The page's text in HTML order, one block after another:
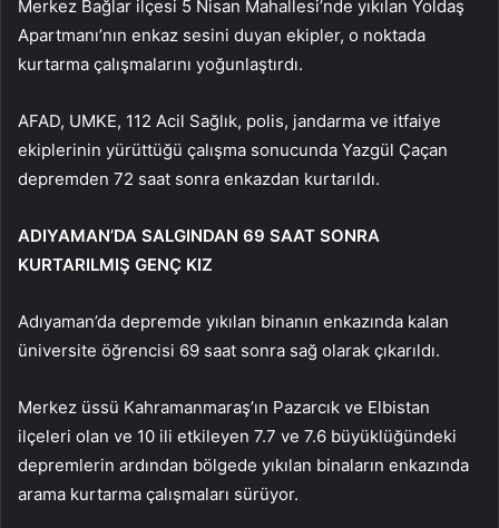
Merkez Bağlar ilçesi 5 Nisan Mahallesi’nde yıkılan Yoldaş
Apartmanı’nın enkaz sesini duyan ekipler, o noktada
kurtarma çalışmalarını yoğunlaştırdı.
AFAD, UMKE, 112 Acil Sağlık, polis, jandarma ve itfaiye
ekiplerinin yürüttüğü çalışma sonucunda Yazgül Çaçan
depremden 72 saat sonra enkazdan kurtarıldı.
ADIYAMAN’DA SALGINDAN 69 SAAT SONRA
KURTARILMIŞ GENÇ KIZ
Adıyaman’da depremde yıkılan binanın enkazında kalan
üniversite öğrencisi 69 saat sonra sağ olarak çıkarıldı.
Merkez üssü Kahramanmaraş’ın Pazarcık ve Elbistan
ilçeleri olan ve 10 ili etkileyen 7.7 ve 7.6 büyüklüğündeki
depremlerin ardından bölgede yıkılan binaların enkazında
arama kurtarma çalışmaları sürüyor.